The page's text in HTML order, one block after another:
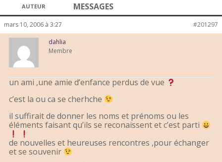
AUTEUR MESSAGES
mars 10, 2006 à 3:27 #201297
dahlia
Membre
un ami ,une amie d’enfance perdus de vue
c’est la ou ca se cherhche
il suffirait de donner les noms et prénoms ou les
éléments faisant qu’ils se reconaissent et c’est parti
de nouvelles et heureuses rencontres ,pour échanger
et se souvenir